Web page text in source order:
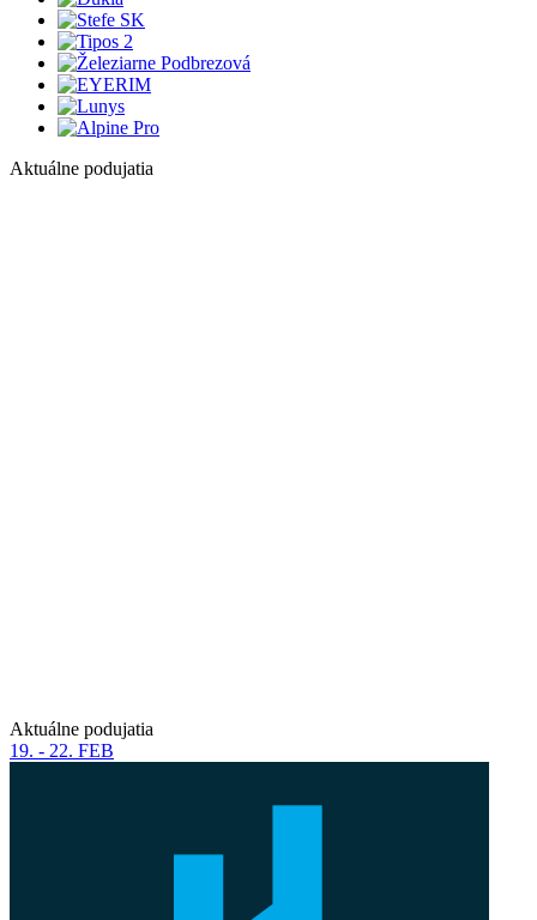
Aktuálne podujatia
Aktuálne podujatia
19. - 22. FEB